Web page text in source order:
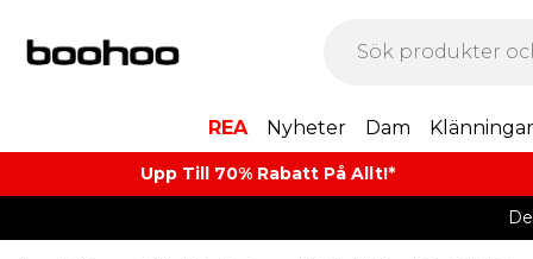
REA Nyheter Dam Klänningar
Upp Till 70% Rabatt På Allt!*